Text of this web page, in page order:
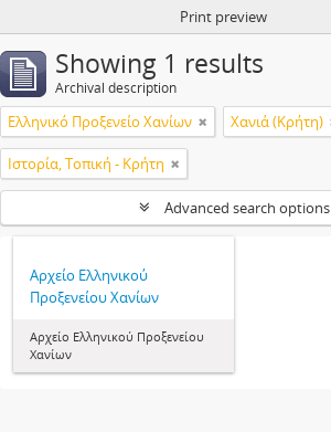
Print preview
Showing 1 results
Archival description
Ελληνικό Προξενείο Χανίων Χανιά (Κρήτη)
Ιστορία, Τοπική - Κρήτη
Advanced search options
Αρχείο Ελληνικού
Προξενείου Χανίων
Αρχείο Ελληνικού Προξενείου
Χανίων